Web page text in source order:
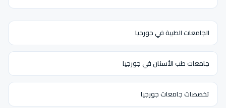
الجامعات الطبية في جورجيا
جامعات طب الأسنان في جورجيا
تخصصات جامعات جورجيا